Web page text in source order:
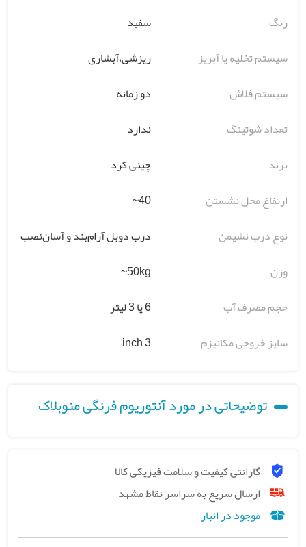
رنگ
سفید
سیستم تخلیه یا آبریز
ریزشی،آبشاری
سیستم فلاش
دو زمانه
تعداد شوتینگ
ندارد
برند
چینی کرد
ارتفاغ محل نشستن
40~
نوع درب نشیمن
درب دوبل آرام‌بند و آسان‌نصب
وزن
50kg~
حجم مصرف آب
6 یا 3 لیتر
سایز خروجی مکانیزم
3 inch
توضیحاتی در مورد آنتوریوم فرنگی منوبلاک
گارانتی کیفیت و سلامت فیزیکی کالا
ارسال سریع به سراسر نقاط مشهد
موجود در انبار